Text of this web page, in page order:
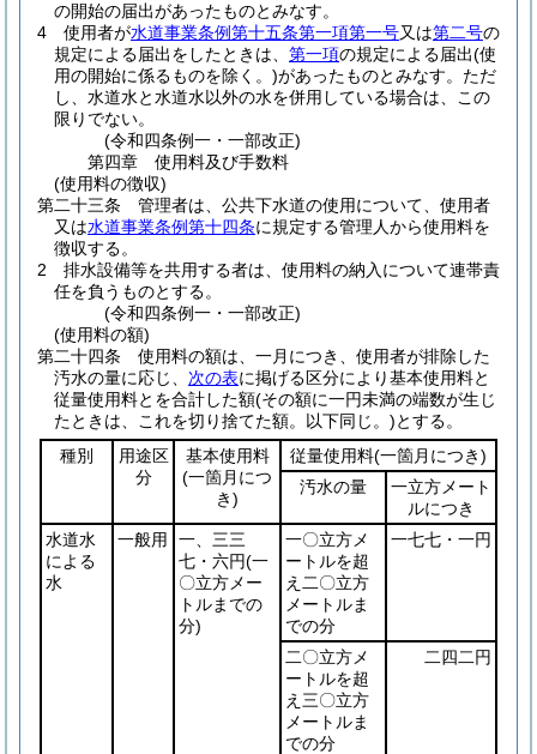
の開始の届出があったものとみなす。
4
使用者が水道事業条例第十五条第一項第一号又は第二号の
規定による届出をしたときは、 第一項の規定による届出(使
用の開始に係るものを除く。)があったものとみなす。 ただ
し、水道水と水道水以外の水を併用している場合は、この
限りでない。
(令和四条例一・一部改正)
第四章
使用料及び手数料
(使用料の徴収)
第二十三条
管理者は、公共下水道の使用について、使用者
又は水道事業条例第十四条に規定する管理人から使用料を
徴収する。
2
排水設備等を共用する者は、使用料の納入について連帯責
任を負うものとする。
(令和四条例一・一部改正)
(使用料の額)
第二十四条
使用料の額は、一月につき、使用者が排除した
汚水の量に応じ、 次の表に掲げる区分により基本使用料と
従量使用料とを合計した額(その額に一円未満の端数が生じ
たときは、これを切り捨てた額。以下同じ。)とする。
種別
用途区
分
基本使用料
(一箇月につ
き)
従量使用料(一箇月につき)
汚水の量
一立方メート
ルにつき
水道水
による
水
一般用
一、三三
七・六円(一
〇立方メー
トルまでの
分)
一〇立方メ
ートルを超
え二〇立方
メートルま
での分
一七七・一円
二〇立方メ
ートルを超
え三〇立方
メートルま
での分
二四二円